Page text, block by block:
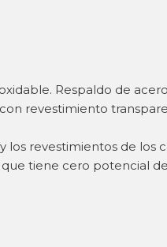
Respaldo de
revestimiento
revestimientos de los
tiene cero potencial